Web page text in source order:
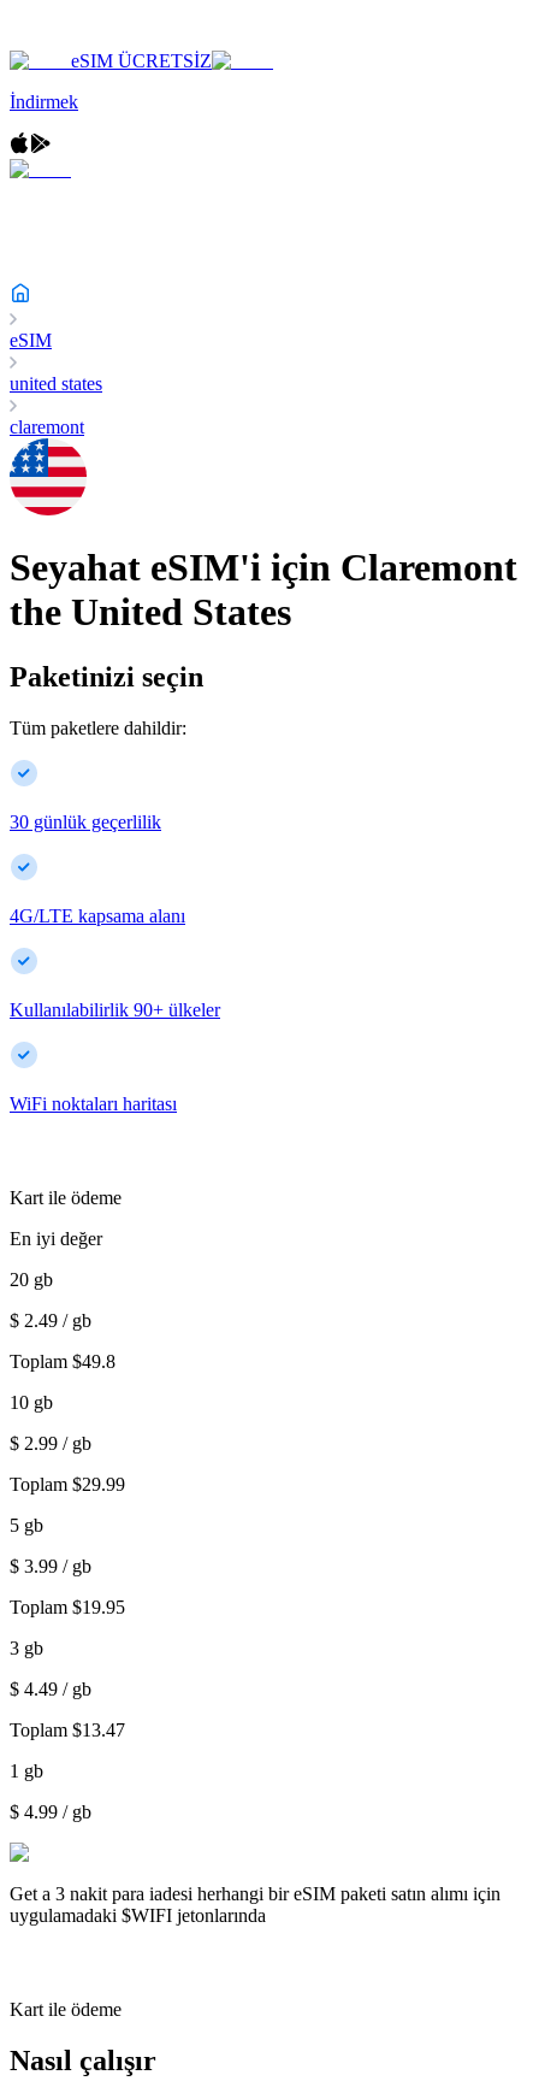
eSIM ÜCRETSİZ
İndirmek
eSIM
united states
claremont
Seyahat eSIM'i için Claremont
the United States
Paketinizi seçin
Tüm paketlere dahildir:
30 günlük geçerlilik
4G/LTE kapsama alanı
Kullanılabilirlik 90+ ülkeler
WiFi noktaları haritası
Kart ile ödeme
En iyi değer
20 gb
$ 2.49 / gb
Toplam $49.8
10 gb
$ 2.99 / gb
Toplam $29.99
5 gb
$ 3.99 / gb
Toplam $19.95
3 gb
$ 4.49 / gb
Toplam $13.47
1 gb
$ 4.99 / gb
Get a 3 nakit para iadesi herhangi bir eSIM paketi satın alımı için
uygulamadaki $WIFI jetonlarında
Kart ile ödeme
Nasıl çalışır